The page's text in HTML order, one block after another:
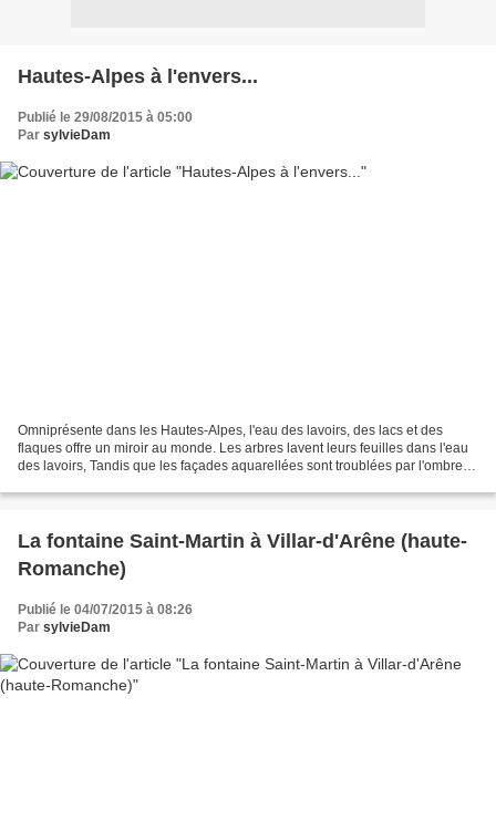
Hautes-Alpes à l'envers...
Publié le 29/08/2015 à 05:00
Par sylvieDam
Omniprésente dans les Hautes-Alpes, l'eau des lavoirs, des lacs et des
flaques offre un miroir au monde. Les arbres lavent leurs feuilles dans l'eau
des lavoirs, Tandis que les façades aquarellées sont troublées par l'ombre
La fontaine Saint-Martin à Villar-d'Arêne (haute-
Romanche)
Publié le 04/07/2015 à 08:26
Par sylvieDam